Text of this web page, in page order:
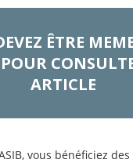
ÊTRE
ARTICLE
vous bénéficiez
DOSSIERS TECHNIQUES
JUILLET 2022
Assemblée générale